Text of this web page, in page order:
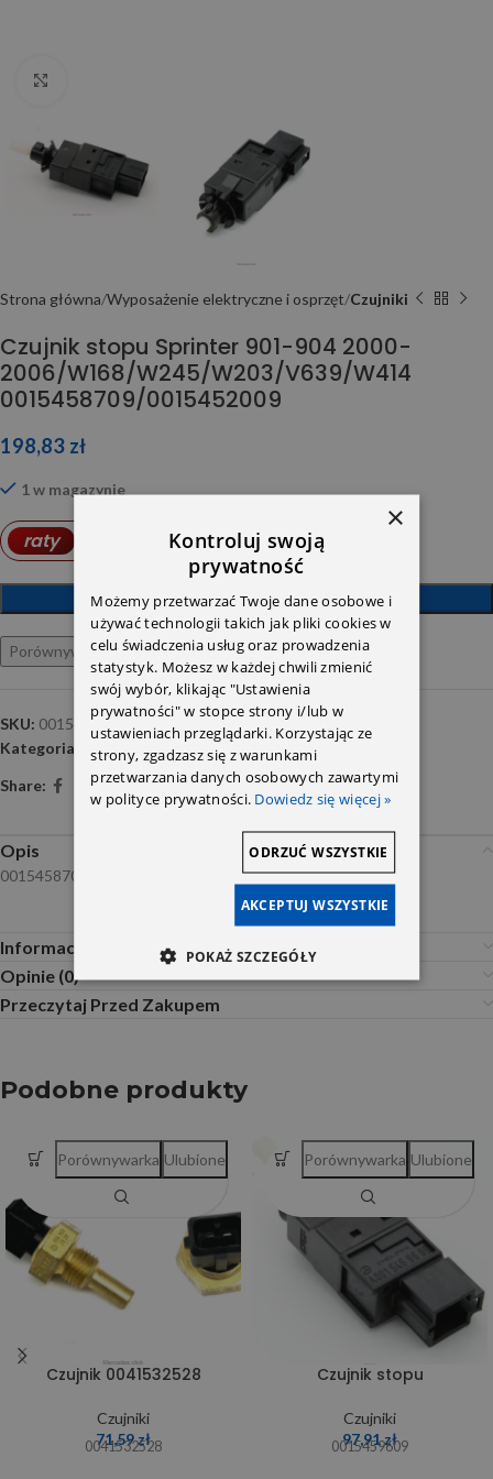
Strona główna Wyposażenie elektryczne i osprzęt Czujniki
Czujnik stopu Sprinter 901-904 2000-
2006/W168/W245/W203/V639/W414
0015458709/0015452009
198,83 zł
1 w magazynie
raty PLN
DODAJ DO KOSZYKA
Porównywarka Ulubione
SKU: 0015458709
Kategoria:
Czujniki
Share:
Opis
0015458709
Informacje dodatkowe
Opinie (0)
Przeczytaj Przed Zakupem
Podobne produkty
Czujnik 0041532528
Czujniki
71,59zł
0041532528
Porównywarka Ulubione
Czujnik stopu
Czujniki
97,91zł
0015459609
Porównywarka Ulubione
×
Kontroluj swoją
prywatność
Możemy przetwarzać Twoje dane osobowe i
używać technologii takich jak pliki cookies w
celu świadczenia usług oraz prowadzenia
statystyk. Możesz w każdej chwili zmienić
swój wybór, klikając "Ustawienia
prywatności" w stopce strony i/lub w
ustawieniach przeglądarki. Korzystając ze
strony, zgadzasz się z warunkami
przetwarzania danych osobowych zawartymi
w polityce prywatności. Dowiedz się więcej »
AKCEPTUJ WSZYSTKIE
ODRZUĆ WSZYSTKIE
POKAŻ SZCZEGÓŁY